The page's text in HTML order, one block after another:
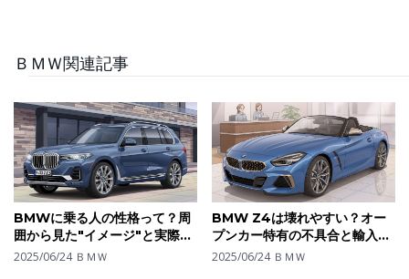
ＢＭＷ関連記事
BMWに乗る人の性格って？周
囲から見た"イメージ"と実際の
オーナー像のギャップを分析
2025/06/24 ＢＭＷ
BMW Z4は壊れやすい？オー
プンカー特有の不具合と輸入車
ならではの維持の工夫を解説
2025/06/24 ＢＭＷ